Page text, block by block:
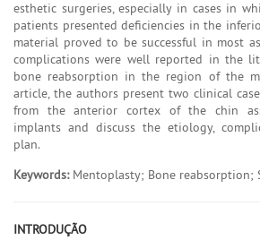
esthetic surgeries, especially in cases in
patients presented deficiencies in the
material proved to be successful in most
complications were well reported in the
bone reabsorption in the region of the
article, the authors present two clinical
from the anterior cortex of the chin
implants and discuss the etiology,
plan.
Keywords:Mentoplasty; Bone reabsorption;
INTRODUÇÃO